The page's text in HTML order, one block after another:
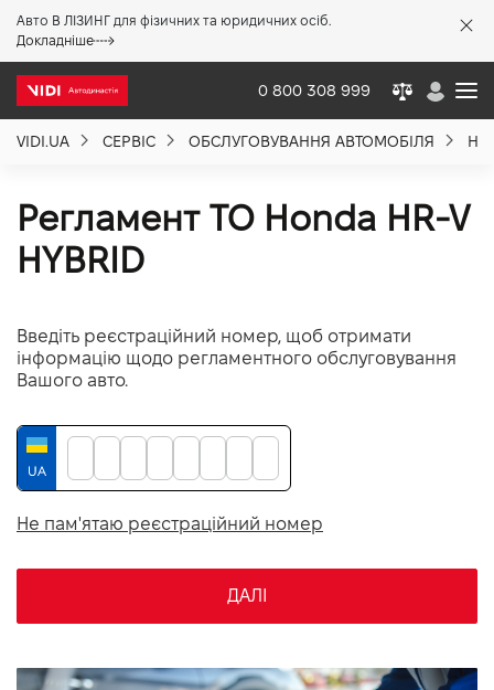
Авто В ЛІЗИНГ для фізичних та юридичних осіб.
Докладніше
0 800 308 999
VIDI.UA СЕРВІС ОБСЛУГОВУВАННЯ АВТОМОБІЛЯ
Регламент ТО Honda HR-V
HYBRID
Введіть реєстраційний номер, щоб отримати
інформацію щодо регламентного обслуговування
Вашого авто.
Не пам'ятаю реєстраційний номер
ДАЛІ
Акції %
Політика якості
Вакансії
VIDI Кар'єра
акціями, послугами та новинками